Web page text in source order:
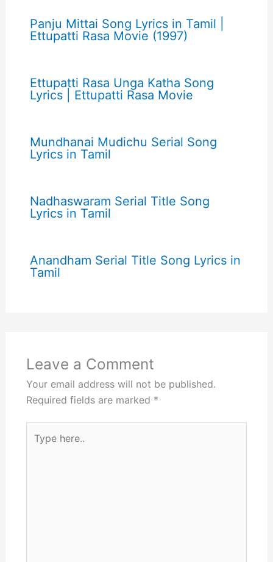
Panju Mittai Song Lyrics in Tamil |
Ettupatti Rasa Movie (1997)
Ettupatti Rasa Unga Katha Song
Lyrics | Ettupatti Rasa Movie
Mundhanai Mudichu Serial Song
Lyrics in Tamil
Nadhaswaram Serial Title Song
Lyrics in Tamil
Anandham Serial Title Song Lyrics in
Tamil
Leave a Comment
Your email address will not be published.
Required fields are marked *
here..